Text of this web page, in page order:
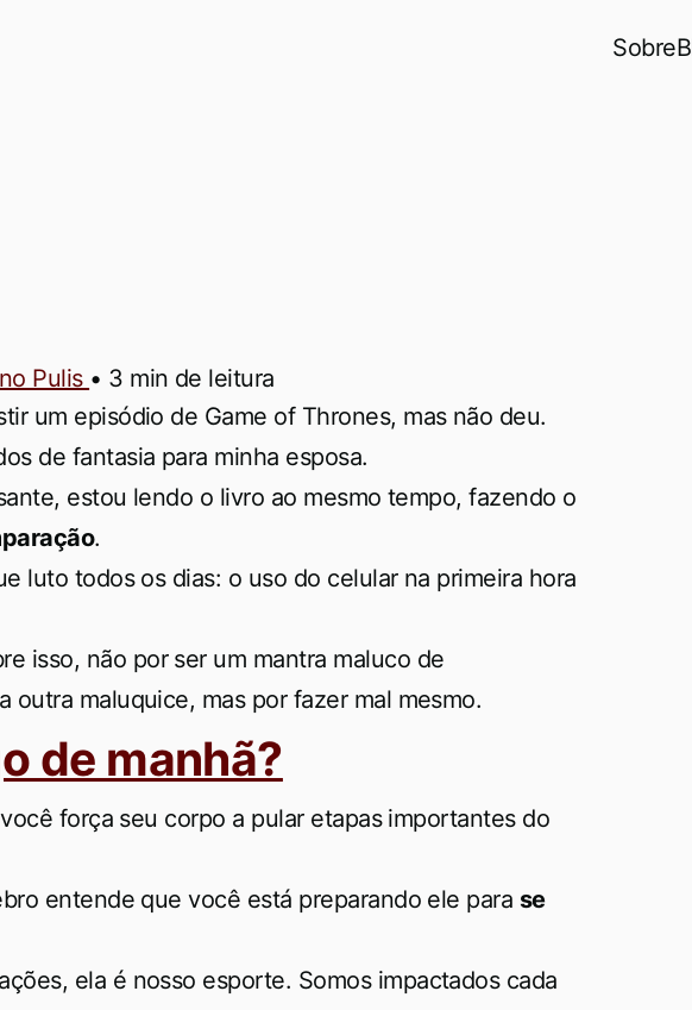
Sobre
Pulis • 3 min de leitura
um episódio de Game of Thrones, mas não deu.
de fantasia para minha esposa.
estou lendo o livro ao mesmo tempo, fazendo o
.
luto todos os dias: o uso do celular na primeira hora
isso, não por ser um mantra maluco de
maluquice, mas por fazer mal mesmo.
de manhã?
força seu corpo a pular etapas importantes do
entende que você está preparando ele para se
ela é nosso esporte. Somos impactados cada